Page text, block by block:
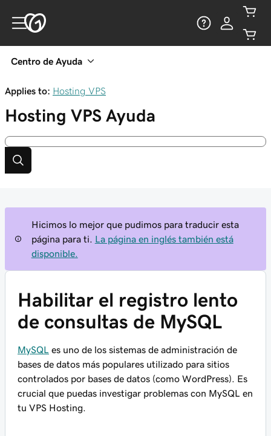
Centro de Ayuda
Applies to: Hosting VPS
Hosting VPS Ayuda
Hicimos lo mejor que pudimos para traducir esta
página para ti.
La página en inglés también está
disponible.
Habilitar el registro lento
de consultas de MySQL
MySQL
es uno de los sistemas de administración de
bases de datos más populares utilizado para sitios
controlados por bases de datos (como WordPress). Es
crucial que puedas investigar problemas con MySQL en
tu VPS Hosting.